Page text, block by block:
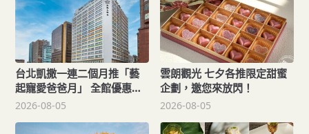
台北凱撒一連二個月推「藝
起寵愛爸爸月」 全館優惠開
跑
2026-08-05
雲朗觀光 七夕各推限定甜蜜
企劃，邀您來放閃！
2026-08-05